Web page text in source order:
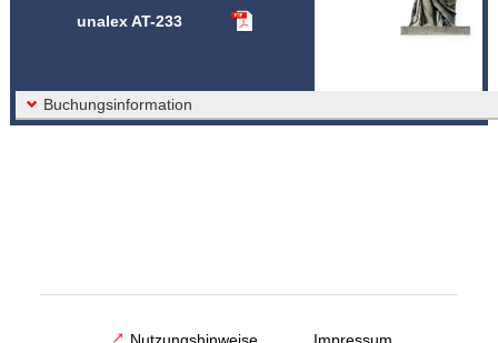
unalex AT-233
Buchungsinformation
Nutzungshinweise Impressum